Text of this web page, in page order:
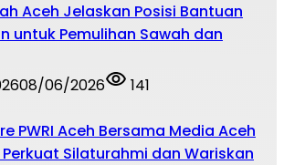
Aceh Jelaskan Posisi Bantuan
untuk Pemulihan Sawah dan
08/06/2026
141
PWRI Aceh Bersama Media Aceh
Silaturahmi dan Wariskan